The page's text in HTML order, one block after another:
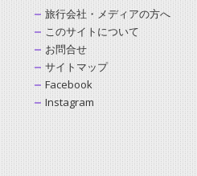
旅行会社・メディアの方へ
このサイトについて
お問合せ
サイトマップ
Facebook
Instagram